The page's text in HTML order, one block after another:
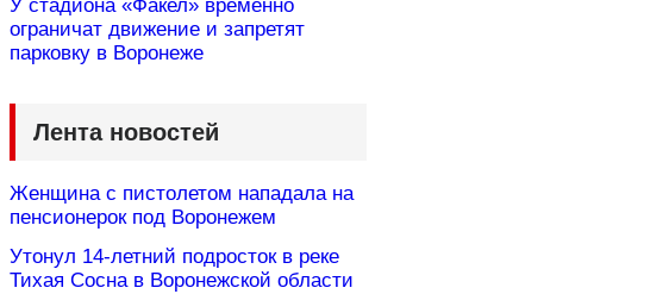
У стадиона «Факел» временно
ограничат движение и запретят
парковку в Воронеже
Лента новостей
Женщина с пистолетом нападала на
пенсионерок под Воронежем
Утонул 14-летний подросток в реке
Тихая Сосна в Воронежской области